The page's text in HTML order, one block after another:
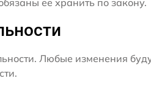
ее хранить по закону.
Любые изменения